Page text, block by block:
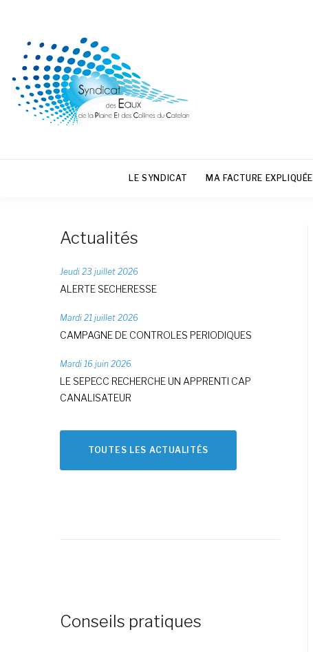
LE SYNDICAT MA FACTURE EXPLIQUÉE
Actualités
Jeudi 23 juillet 2026
ALERTE SECHERESSE
Mardi 21 juillet 2026
CAMPAGNE DE CONTROLES PERIODIQUES
Mardi 16 juin 2026
LE SEPECC RECHERCHE UN APPRENTI CAP
CANALISATEUR
TOUTES LES ACTUALITÉS
Conseils pratiques